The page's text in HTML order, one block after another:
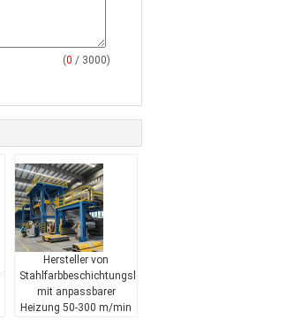
(0 / 3000)
Hersteller von
Stahlfarbbeschichtungsleitungen
mit anpassbarer
Heizung 50-300 m/min